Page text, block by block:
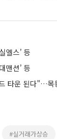
엘스’ 등
맨션’ 등
타운 된다"…목
#실거래가상승